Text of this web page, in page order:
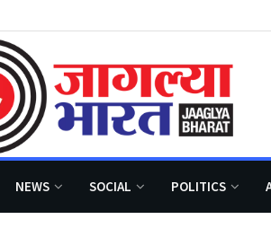
NEWS SOCIAL POLITICS